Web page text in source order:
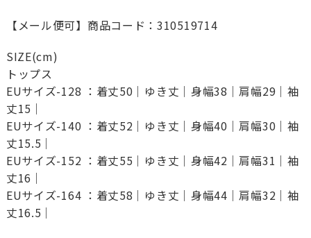
【メール便可】商品コード：310519714
SIZE(cm)
トップス
EUサイズ-128 ：着丈50｜ゆき丈｜身幅38｜肩幅29｜袖
丈15｜
EUサイズ-140 ：着丈52｜ゆき丈｜身幅40｜肩幅30｜袖
丈15.5｜
EUサイズ-152 ：着丈55｜ゆき丈｜身幅42｜肩幅31｜袖
丈16｜
EUサイズ-164 ：着丈58｜ゆき丈｜身幅44｜肩幅32｜袖
丈16.5｜